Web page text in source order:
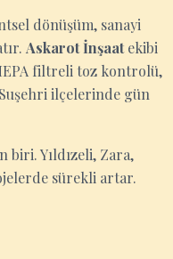
dönüşüm, sanayi
Askarot İnşaatekibi
filtreli toz kontrolü,
ilçelerinde gün
biri. Yıldızeli, Zara,
sürekli artar.